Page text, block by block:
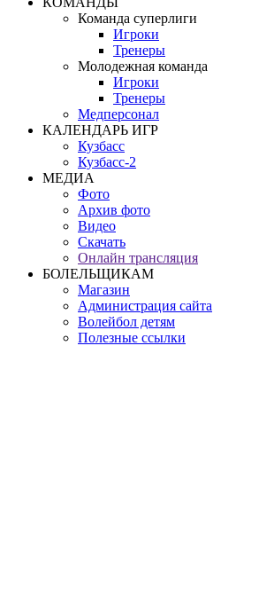
Команда суперлиги
Игроки
Тренеры
Молодежная команда
Игроки
Тренеры
Медперсонал
КАЛЕНДАРЬ ИГР
Кузбасс
Кузбасс-2
МЕДИА
Фото
Архив фото
Видео
Скачать
Онлайн трансляция
БОЛЕЛЬЩИКАМ
Магазин
Администрация сайта
Волейбол детям
Полезные ссылки